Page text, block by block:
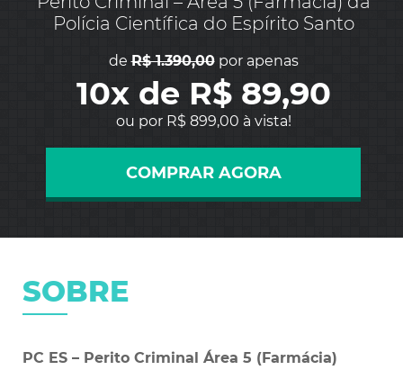
Polícia Científica do Espírito Santo
deR$ 1.390,00por apenas
10x de R$ 89,90
ou por R$ 899,00 à vista!
COMPRAR AGORA
SOBRE
PC ES – Perito Criminal Área 5 (Farmácia)